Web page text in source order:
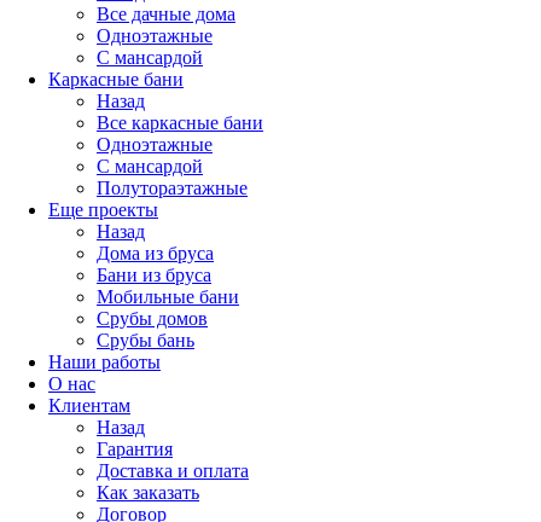
Все дачные дома
Одноэтажные
С мансардой
Каркасные бани
Назад
Все каркасные бани
Одноэтажные
С мансардой
Полутораэтажные
Еще проекты
Назад
Дома из бруса
Бани из бруса
Мобильные бани
Срубы домов
Срубы бань
Наши работы
О нас
Клиентам
Назад
Гарантия
Доставка и оплата
Как заказать
Договор